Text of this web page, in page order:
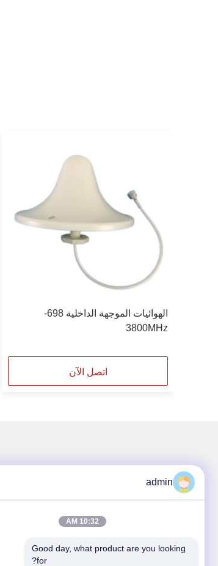
الهوائيات الموجهة الداخلية 698-
3800MHz
اتصل الآن
www.google.com'",
admin
10:32 AM
Good day, what product are you looking
for?